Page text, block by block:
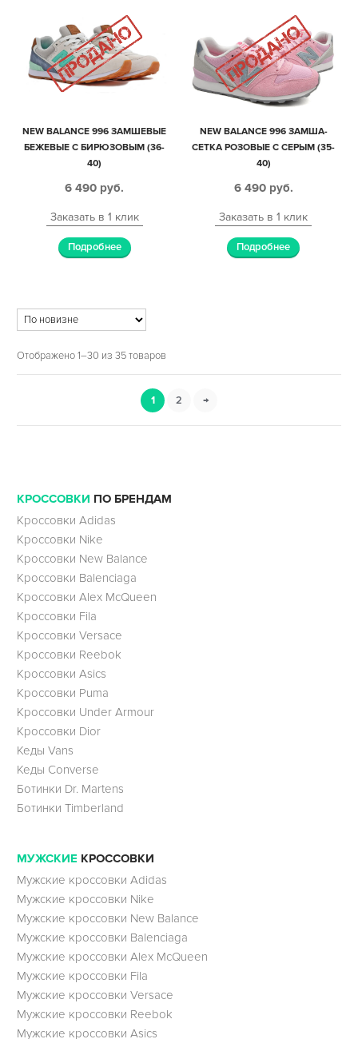
NEW BALANCE 996 ЗАМШЕВЫЕ
БЕЖЕВЫЕ С БИРЮЗОВЫМ (36-
40)
6 490 руб.
Заказать в 1 клик
Подробнее
NEW BALANCE 996 ЗАМША-
СЕТКА РОЗОВЫЕ С СЕРЫМ (35-
40)
6 490 руб.
Заказать в 1 клик
Подробнее
Отображено 1–30 из 35 товаров
1 2 →
КРОССОВКИ ПО БРЕНДАМ
Кроссовки Adidas
Кроссовки Nike
Кроссовки New Balance
Кроссовки Balenciaga
Кроссовки Alex McQueen
Кроссовки Fila
Кроссовки Versace
Кроссовки Reebok
Кроссовки Asics
Кроссовки Puma
Кроссовки Under Armour
Кроссовки Dior
Кеды Vans
Кеды Converse
Ботинки Dr. Martens
Ботинки Timberland
МУЖСКИЕ КРОССОВКИ
Мужские кроссовки Adidas
Мужские кроссовки Nike
Мужские кроссовки New Balance
Мужские кроссовки Balenciaga
Мужские кроссовки Alex McQueen
Мужские кроссовки Fila
Мужские кроссовки Versace
Мужские кроссовки Reebok
Мужские кроссовки Asics